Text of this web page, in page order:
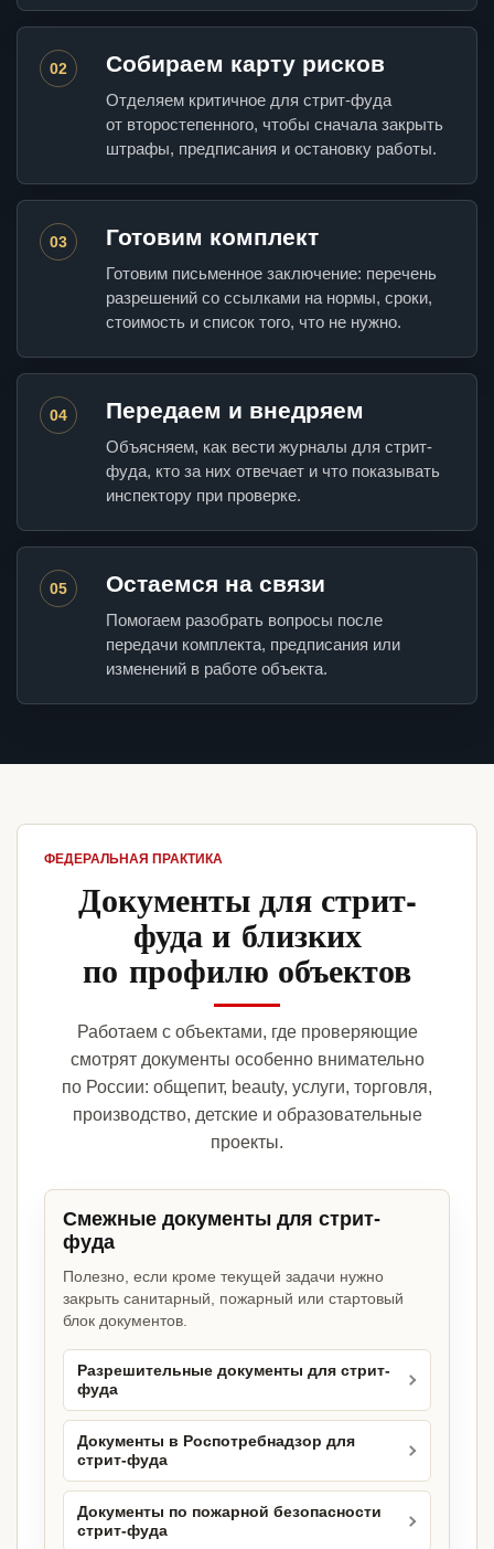
02 Собираем карту рисков
Отделяем критичное для стрит-фуда
от второстепенного, чтобы сначала закрыть
штрафы, предписания и остановку работы.
03 Готовим комплект
Готовим письменное заключение: перечень
разрешений со ссылками на нормы, сроки,
стоимость и список того, что не нужно.
04 Передаем и внедряем
Объясняем, как вести журналы для стрит-
фуда, кто за них отвечает и что показывать
инспектору при проверке.
05 Остаемся на связи
Помогаем разобрать вопросы после
передачи комплекта, предписания или
изменений в работе объекта.
ФЕДЕРАЛЬНАЯ ПРАКТИКА
Документы для стрит-
фуда и близких
по профилю объектов
Работаем с объектами, где проверяющие
смотрят документы особенно внимательно
по России: общепит, beauty, услуги, торговля,
производство, детские и образовательные
проекты.
Смежные документы для стрит-
фуда
Полезно, если кроме текущей задачи нужно
закрыть санитарный, пожарный или стартовый
блок документов.
Разрешительные документы для стрит-
фуда
Документы в Роспотребнадзор для
стрит-фуда
Документы по пожарной безопасности
стрит-фуда